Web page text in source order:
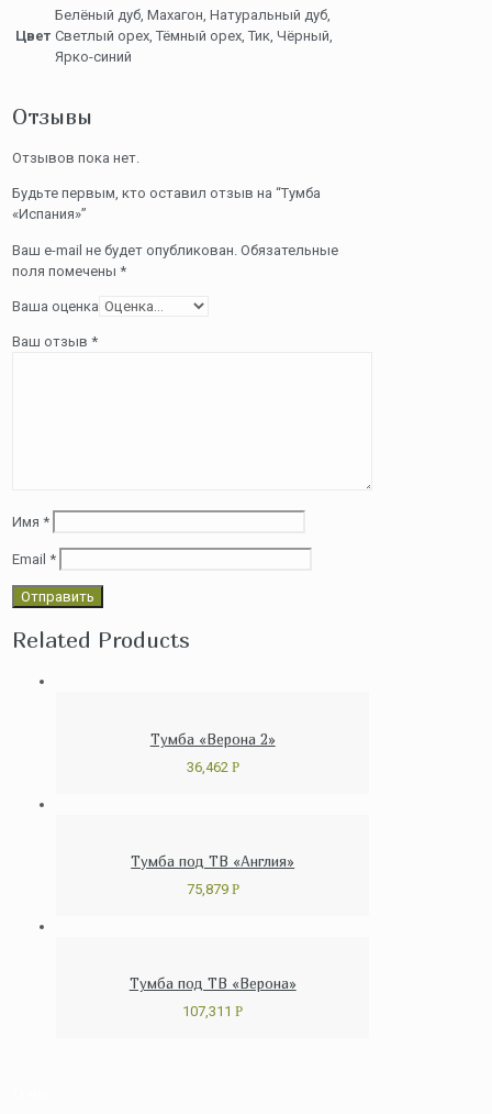
Цвет
Белёный дуб, Махагон, Натуральный дуб,
Светлый орех, Тёмный орех, Тик, Чёрный,
Ярко-синий
Отзывы
Отзывов пока нет.
Будьте первым, кто оставил отзыв на “Тумба
«Испания»”
Ваш e-mail не будет опубликован. Обязательные
поля помечены*
Ваша оценка
Ваш отзыв*
Имя*
Email*
Related Products
Тумба «Верона 2»
36,462 Р
Тумба под ТВ «Англия»
75,879 Р
Тумба под ТВ «Верона»
107,311Р